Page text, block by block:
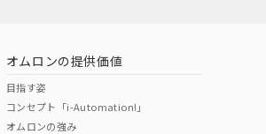
オムロンの提供価値
目指す姿
コンセプト「i-Automation!」
オムロンの強み